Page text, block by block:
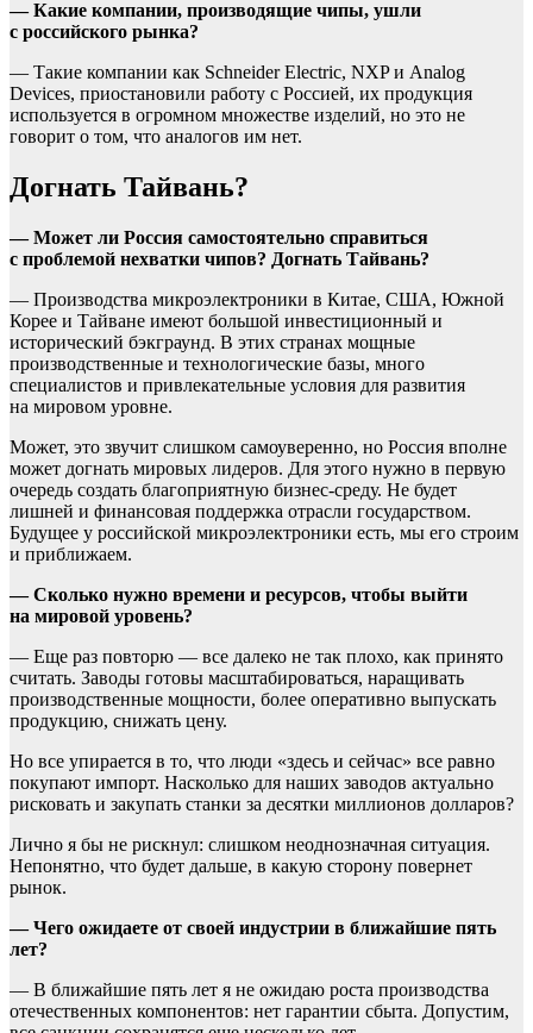
— Какие компании, производящие чипы, ушли
с российского рынка?
— Такие компании как Schneider Electric, NXP и Analog
Devices, приостановили работу с Россией, их продукция
используется в огромном множестве изделий, но это не
говорит о том, что аналогов им нет.
Догнать Тайвань?
— Может ли Россия самостоятельно справиться
с проблемой нехватки чипов? Догнать Тайвань?
— Производства микроэлектроники в Китае, США, Южной
Корее и Тайване имеют большой инвестиционный и
исторический бэкграунд. В этих странах мощные
производственные и технологические базы, много
специалистов и привлекательные условия для развития
на мировом уровне.
Может, это звучит слишком самоуверенно, но Россия вполне
может догнать мировых лидеров. Для этого нужно в первую
очередь создать благоприятную бизнес-среду. Не будет
лишней и финансовая поддержка отрасли государством.
Будущее у российской микроэлектроники есть, мы его строим
и приближаем.
— Сколько нужно времени и ресурсов, чтобы выйти
на мировой уровень?
— Еще раз повторю — все далеко не так плохо, как принято
считать. Заводы готовы масштабироваться, наращивать
производственные мощности, более оперативно выпускать
продукцию, снижать цену.
Но все упирается в то, что люди «здесь и сейчас» все равно
покупают импорт. Насколько для наших заводов актуально
рисковать и закупать станки за десятки миллионов долларов?
Лично я бы не рискнул: слишком неоднозначная ситуация.
Непонятно, что будет дальше, в какую сторону повернет
рынок.
— Чего ожидаете от своей индустрии в ближайшие пять
лет?
— В ближайшие пять лет я не ожидаю роста производства
отечественных компонентов: нет гарантии сбыта. Допустим,